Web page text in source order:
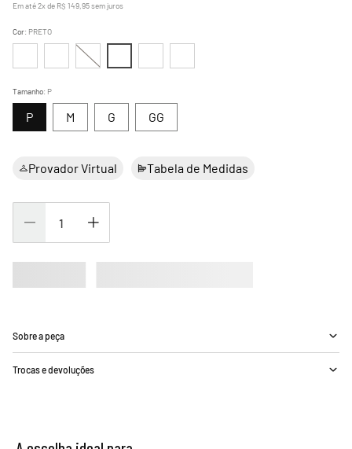
Em até2x de R$ 149 95sem juros
Tamanho: P
G GG
M
P
Cor: PRETO
Provador Virtual Tabela de Medidas
Sobre a peça
Trocas e devoluções